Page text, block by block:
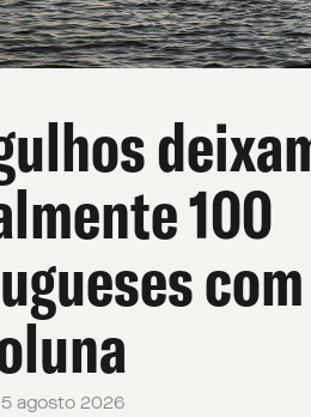
100
agosto 2026